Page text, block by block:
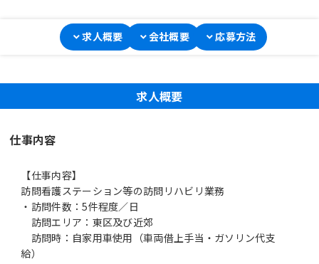
求人概要 会社概要 応募方法
求人概要
仕事内容
【仕事内容】
訪問看護ステーション等の訪問リハビリ業務
・訪問件数：5件程度／日
訪問エリア：東区及び近郊
訪問時：自家用車使用（車両借上手当・ガソリン代支
給）